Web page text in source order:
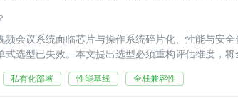
频会议系统面临芯片与操作系统碎片化、性能与安
式选型已失效。本文提出选型必须重构评估维度，将
私有化部署 性能基线 全栈兼容性